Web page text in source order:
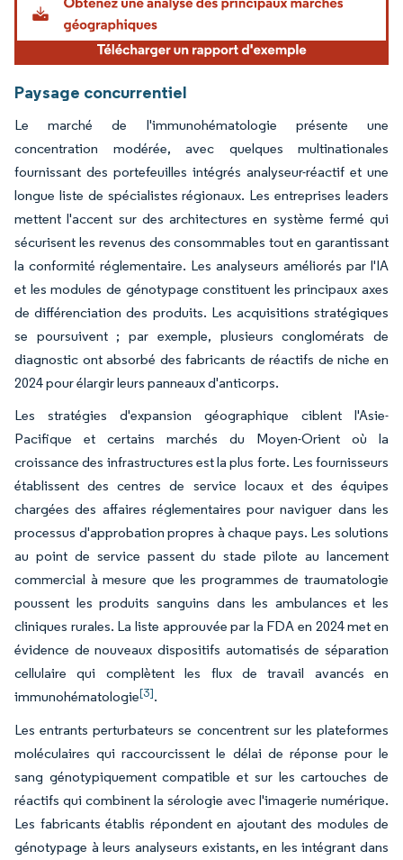
Paysage concurrentiel
Le marché de l'immunohématologie présente une
concentration modérée, avec quelques multinationales
fournissant des portefeuilles intégrés analyseur-réactif et une
longue liste de spécialistes régionaux. Les entreprises leaders
mettent l'accent sur des architectures en système fermé qui
sécurisent les revenus des consommables tout en garantissant
la conformité réglementaire. Les analyseurs améliorés par l'IA
et les modules de génotypage constituent les principaux axes
de différenciation des produits. Les acquisitions stratégiques
se poursuivent ; par exemple, plusieurs conglomérats de
diagnostic ont absorbé des fabricants de réactifs de niche en
2024 pour élargir leurs panneaux d'anticorps.
Les stratégies d'expansion géographique ciblent l'Asie-
Pacifique et certains marchés du Moyen-Orient où la
croissance des infrastructures est la plus forte. Les fournisseurs
établissent des centres de service locaux et des équipes
chargées des affaires réglementaires pour naviguer dans les
processus d'approbation propres à chaque pays. Les solutions
au point de service passent du stade pilote au lancement
commercial à mesure que les programmes de traumatologie
poussent les produits sanguins dans les ambulances et les
cliniques rurales. La liste approuvée par la FDA en 2024 met en
évidence de nouveaux dispositifs automatisés de séparation
cellulaire qui complètent les flux de travail avancés en
immunohématologie[3].
Les entrants perturbateurs se concentrent sur les plateformes
moléculaires qui raccourcissent le délai de réponse pour le
sang génotypiquement compatible et sur les cartouches de
réactifs qui combinent la sérologie avec l'imagerie numérique.
Les fabricants établis répondent en ajoutant des modules de
génotypage à leurs analyseurs existants, en les intégrant dans